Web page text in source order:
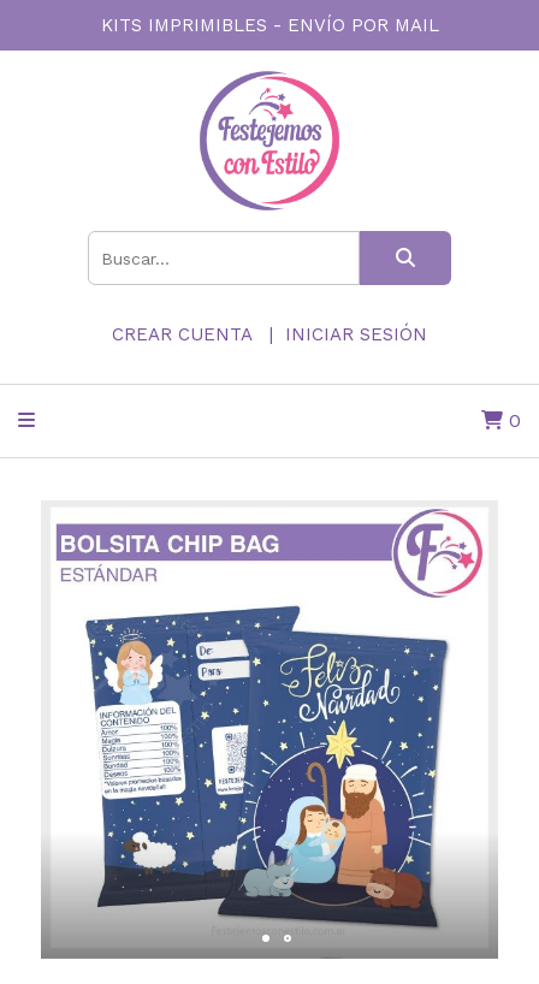
KITS IMPRIMIBLES - ENVÍO POR MAIL
CREAR CUENTA INICIAR SESIÓN
0